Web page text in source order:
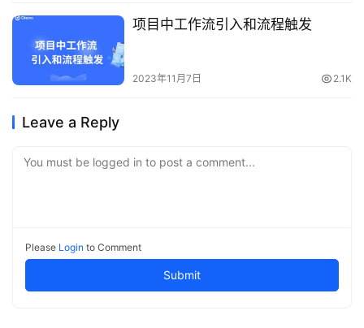
项目中工作流引入和流程触发
2023年11月7日 2.1K
Leave a Reply
You must be logged in to post a comment...
Please Login to Comment
Submit